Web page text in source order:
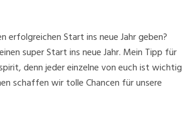
Start ins neue Jahr geben?
super Start ins neue Jahr. Mein Tipp für
denn jeder einzelne von euch ist wichtig
schaffen wir tolle Chancen für unsere